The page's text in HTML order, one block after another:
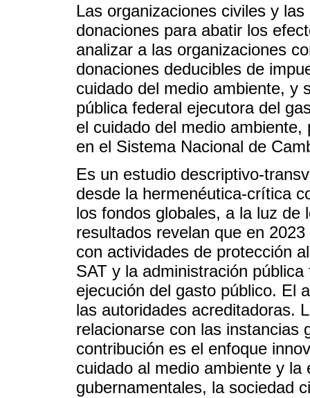
Las organizaciones civiles y
donaciones para abatir los
analizar a las organizaciones
donaciones deducibles de
cuidado del medio ambiente, y
pública federal ejecutora del
el cuidado del medio
en el Sistema Nacional de
Es un estudio descriptivo-
desde la hermenéutica-crítica
los fondos globales, a la luz de
resultados revelan que en
con actividades de protección
SAT y la administración
ejecución del gasto público. El
las autoridades acreditadoras.
relacionarse con las instancias
contribución es el enfoque
cuidado al medio ambiente y
gubernamentales, la sociedad